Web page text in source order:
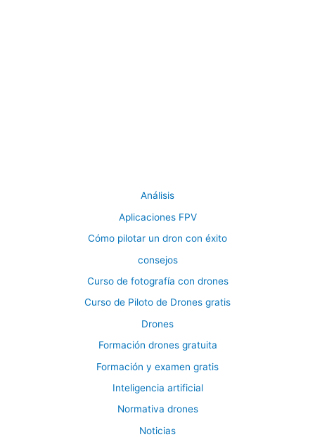
Análisis
Aplicaciones FPV
Cómo pilotar un dron con éxito
consejos
Curso de fotografía con drones
Curso de Piloto de Drones gratis
Drones
Formación drones gratuita
Formación y examen gratis
Inteligencia artificial
Normativa drones
Noticias